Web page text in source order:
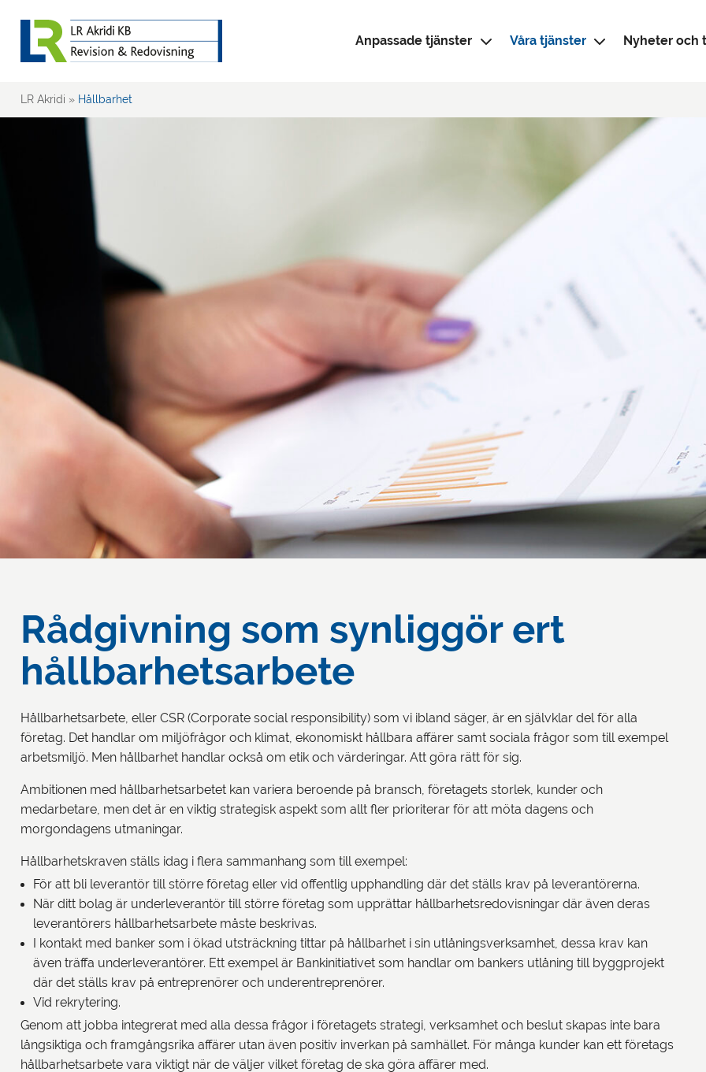
Anpassade tjänster Våra tjänster Nyheter och
LR Akridi » Hållbarhet
Rådgivning som synliggör ert
hållbarhetsarbete
Hållbarhetsarbete, eller CSR (Corporate social responsibility) som vi ibland säger, är en självklar del för alla
företag. Det handlar om miljöfrågor och klimat, ekonomiskt hållbara affärer samt sociala frågor som till exempel
arbetsmiljö. Men hållbarhet handlar också om etik och värderingar. Att göra rätt för sig.
Ambitionen med hållbarhetsarbetet kan variera beroende på bransch, företagets storlek, kunder och
medarbetare, men det är en viktig strategisk aspekt som allt fler prioriterar för att möta dagens och
morgondagens utmaningar.
Hållbarhetskraven ställs idag i flera sammanhang som till exempel:
För att bli leverantör till större företag eller vid offentlig upphandling där det ställs krav på leverantörerna.
När ditt bolag är underleverantör till större företag som upprättar hållbarhetsredovisningar där även deras
leverantörers hållbarhetsarbete måste beskrivas.
I kontakt med banker som i ökad utsträckning tittar på hållbarhet i sin utlåningsverksamhet, dessa krav kan
även träffa underleverantörer. Ett exempel är Bankinitiativet som handlar om bankers utlåning till byggprojekt
där det ställs krav på entreprenörer och underentreprenörer.
Vid rekrytering.
Genom att jobba integrerat med alla dessa frågor i företagets strategi, verksamhet och beslut skapas inte bara
långsiktiga och framgångsrika affärer utan även positiv inverkan på samhället. För många kunder kan ett företags
hållbarhetsarbete vara viktigt när de väljer vilket företag de ska göra affärer med.